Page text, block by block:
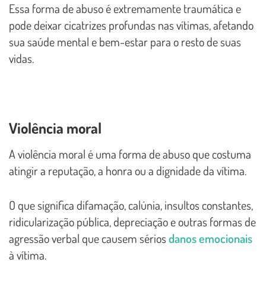
Essa forma de abuso é extremamente traumática e
pode deixar cicatrizes profundas nas vítimas, afetando
sua saúde mental e bem-estar para o resto de suas
vidas.
Violência moral
A violência moral é uma forma de abuso que costuma
atingir a reputação, a honra ou a dignidade da vítima.
O que significa difamação, calúnia, insultos constantes,
ridicularização pública, depreciação e outras formas de
agressão verbal que causem sériosdanos emocionais
à vítima.